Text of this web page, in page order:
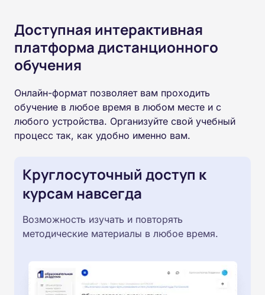
Доступная интерактивная
платформа дистанционного
обучения
Онлайн-формат позволяет вам проходить
обучение в любое время в любом месте и с
любого устройства. Организуйте свой учебный
процесс так, как удобно именно вам.
Круглосуточный доступ к
курсам навсегда
Возможность изучать и повторять
методические материалы в любое время.